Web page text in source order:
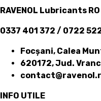
RAVENOL Lubricants RO
0337 401 372 / 0722
Focșani, Calea
620172, Jud.
INFO UTILE